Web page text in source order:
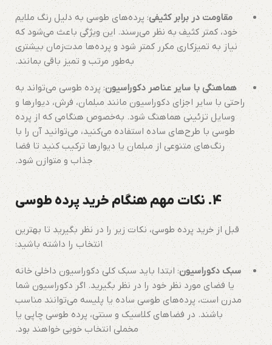
مقاومت در برابر کثیفی: پرده‌های طوسی به دلیل رنگ ملایم
خود، کمتر کثیف به نظر می‌رسند. این ویژگی باعث می‌شود که
نیاز به تمیزکاری مکرر کمتر شود و پرده‌ها مدت‌زمان بیشتری
به‌طور مرتب و تمیز باقی بمانند.
هماهنگی با سایر عناصر دکوراسیون: پرده طوسی می‌تواند به
راحتی با سایر اجزای دکوراسیون مانند مبلمان، فرش، دیوارها و
وسایل تزئینی هماهنگ شود. به‌خصوص هنگامی که از پرده
طوسی با طرح‌های ساده استفاده می‌کنید، می‌توانید آن را با
رنگ‌های متنوعی از مبلمان یا دیوارها ترکیب کنید تا فضا
جذاب و متوازن شود.
4. نکات مهم هنگام خرید پرده طوسی
قبل از خرید پرده طوسی، نکات زیر را در نظر بگیرید تا بهترین
انتخاب را داشته باشید:
سبک دکوراسیون: ابتدا باید سبک کلی دکوراسیون داخلی خانه
یا فضای مورد نظر خود را در نظر بگیرید. اگر دکوراسیون شما
مدرن است، پرده‌های طوسی ساده یا پلیسه می‌توانند مناسب
باشند. در فضاهای کلاسیک و سنتی، پرده طوسی چاپی یا
مخملی انتخاب خوبی خواهند بود.